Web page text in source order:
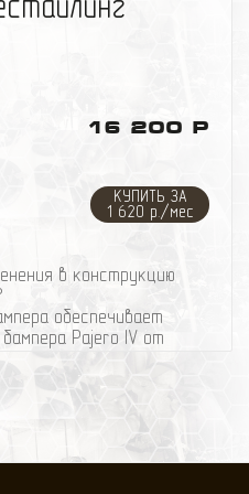
16 200 Р
КУПИТЬ ЗА
1 620 р./мес
в конструкцию
обеспечивает
Pajero IV от
бордюр,
автомобилю более
при установке
для требуется подрезка